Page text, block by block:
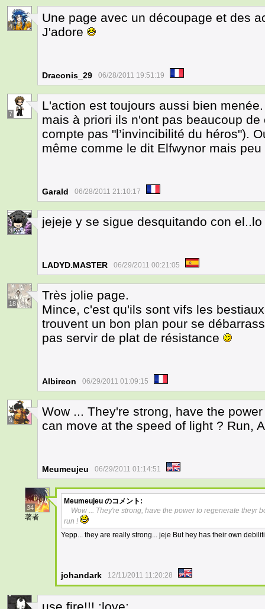
4
Une page avec un découpage et des
J'adore
Draconis_29 06/28/2011 19:51:19
7
L'action est toujours aussi bien
mais à priori ils n'ont pas beaucoup
compte pas "l’invincibilité du héros").
même comme le dit Elfwynor mais
Garald 06/28/2011 21:10:17
3
jejeje y se sigue desquitando con
LADYD.MASTER 06/29/2011 00:21:05
18
Très jolie page.
Mince, c'est qu'ils sont vifs les
trouvent un bon plan pour se
pas servir de plat de résistance
Albireon 06/29/2011 01:09:15
9
Wow ... They're strong, have the
can move at the speed of light ? Run,
Meumeujeu 06/29/2011 01:14:51
34
著者
Meumeujeu のコメント:
Wow ... They're strong, have the power to regenerate theyr
run !
Yepp... they are really strong... jeje But hey has their own
johandark 12/11/2011 11:20:28